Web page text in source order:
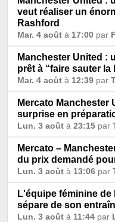
veut réaliser un
Rashford
Mar. 4 août à 17:00 par
Manchester United :
prêt à “faire sauter
Mar. 4 août à 12:39 par
Mercato Manchester
surprise en
Lun. 3 août à 23:15 par
Mercato –
du prix demandé
Lun. 3 août à 13:06 par
L'équipe féminine
sépare de son
Lun. 3 août à 11:44 par